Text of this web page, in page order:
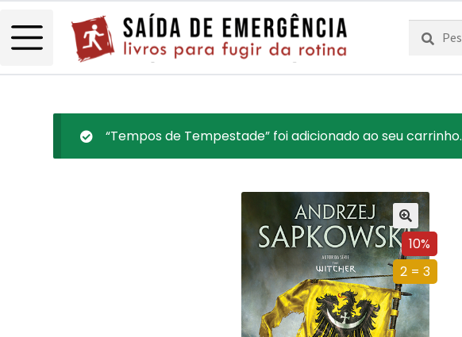
Pesquisar
por:
Pesquisa
“Tempos de Tempestade” foi adicionado ao seu carrinho.
10%
2 = 3